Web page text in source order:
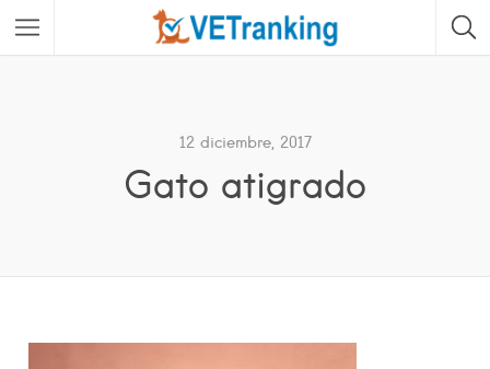
12 diciembre, 2017
Gato atigrado